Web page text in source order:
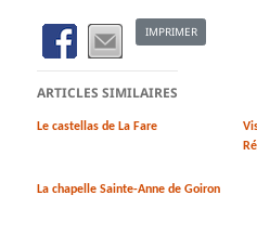
IMPRIMER
ARTICLES SIMILAIRES
Le castellas de La Fare
La chapelle Sainte-Anne de Goiron